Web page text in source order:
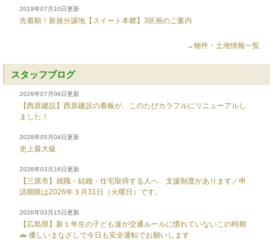
2019年07月10日更新
先着順！新規分譲地【スイート本郷】3区画のご案内
→物件・土地情報一覧
スタッフブログ
2026年07月06日更新
【西原建設】西原建設の看板が、このたびカラフルにリニューアルし
ました！
2026年05月04日更新
史上最大級
2026年03月16日更新
【三原市】就職・結婚・住宅取得する人へ 支援制度があります／申
請期限は2026年３月31日（火曜日）です。
2026年03月15日更新
【広島県】新１年生の子ども達が交通ルールに慣れていないこの時期
🚗 優しいまなざしで今日も安全運転でお願いします